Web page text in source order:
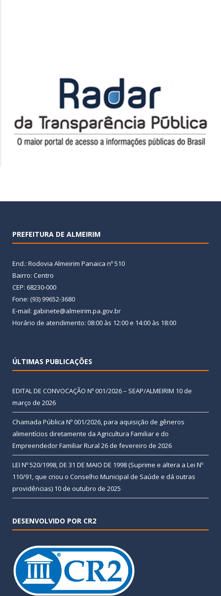
PREFEITURA DE ALMEIRIM
End.: Rodovia Almeirim Panaica nº 510
Bairro: Centro
CEP: 68230-000
Fone: (93) 99652-3680
E-mail: gabinete@almeirim.pa.gov.br
Horário de atendimento: 08:00 às 12:00 e 14:00 às 18:00
ÚLTIMAS PUBLICAÇÕES
EDITAL DE CONVOCAÇÃO Nº 001/2026 – SEAP/ALMEIRIM 10 de
março de 2026
Chamada Pública Nº 001/2026, para aquisição de gêneros
alimentícios diretamente da Agricultura Familiar e do
Empreendedor Familiar Rural 26 de fevereiro de 2026
LEI Nº 520/1998, DE 31 DE MAIO DE 1998 (Suprime e altera a Lei Nº
110/91, que criou o Conselho Municipal de Saúde e dá outras
providências) 10 de outubro de 2025
DESENVOLVIDO POR CR2